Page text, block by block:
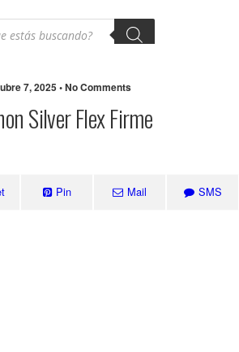
7, 2025 • No Comments
Silver Flex Firme
Pin Mail SMS